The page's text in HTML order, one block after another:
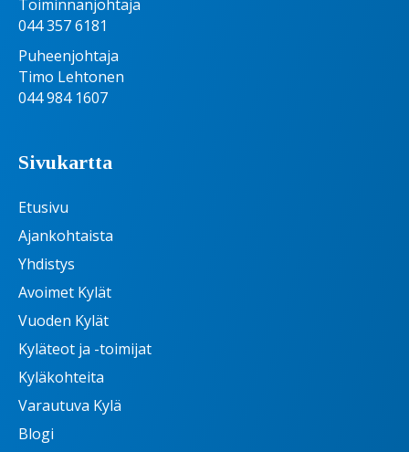
Toiminnanjohtaja
044 357 6181
Puheenjohtaja
Timo Lehtonen
044 984 1607
Sivukartta
Etusivu
Ajankohtaista
Yhdistys
Avoimet Kylät
Vuoden Kylät
Kyläteot ja -toimijat
Kyläkohteita
Varautuva Kylä
Blogi